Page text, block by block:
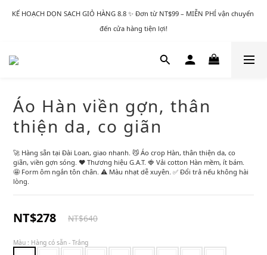
KẾ HOẠCH DỌN SẠCH GIỎ HÀNG 8.8 ✨ Đơn từ NT$99 – MIỄN PHÍ vận chuyển
đến cửa hàng tiện lợi!
Áo Hàn viền gợn, thân
thiện da, co giãn
🚀 Hàng sẵn tại Đài Loan, giao nhanh. 😼 Áo crop Hàn, thân thiện da, co
giãn, viền gợn sóng. ❤️ Thương hiệu G.A.T. 🍓 Vải cotton Hàn mềm, ít bám.
🤩 Form ôm ngắn tôn chân. ⚠️ Màu nhạt dễ xuyên. ✅ Đổi trả nếu không hài
lòng.
NT$278 NT$640
Màu : Hàng có sẵn - Trắng